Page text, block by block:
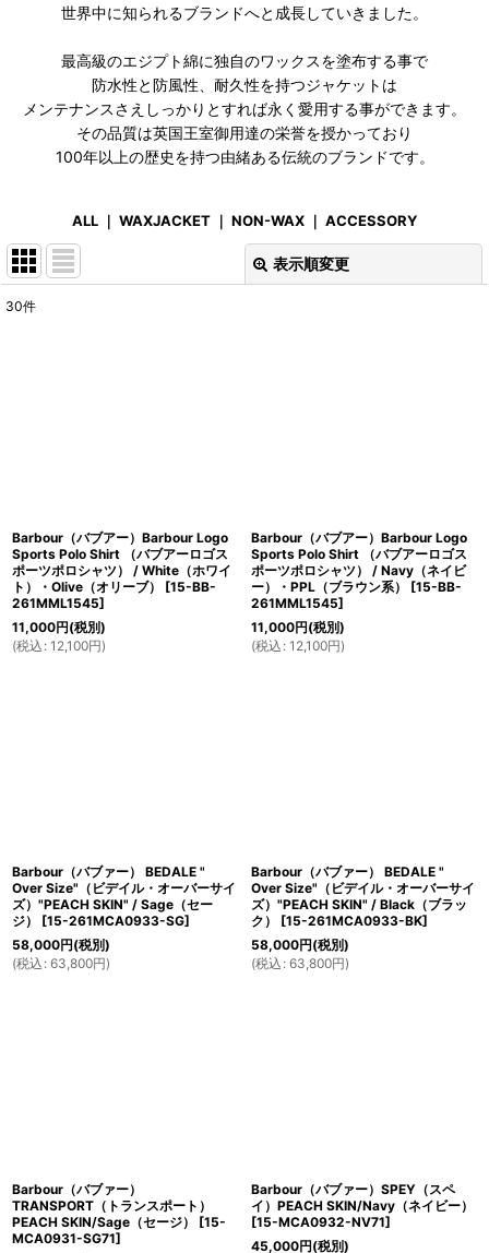
世界中に知られるブランドへと成長していきました。
最高級のエジプト綿に独自のワックスを塗布する事で
防水性と防風性、耐久性を持つジャケットは
メンテナンスさえしっかりとすれば永く愛用する事ができます。
その品質は英国王室御用達の栄誉を授かっており
100年以上の歴史を持つ由緒ある伝統のブランドです。
ALL ｜ WAXJACKET ｜ NON-WAX ｜ ACCESSORY
表示順変更
絞り込む
30件
Barbour（バブアー）Barbour Logo
Sports Polo Shirt （バブアーロゴス
ポーツポロシャツ） / White（ホワイ
ト）・Olive（オリーブ）
[15-BB-
261MML1545]
11,000円(税別)
(税込 : 12,100円)
Barbour（バブアー）Barbour Logo
Sports Polo Shirt （バブアーロゴス
ポーツポロシャツ） / Navy（ネイビ
ー）・PPL（ブラウン系）
[15-BB-
261MML1545]
11,000円(税別)
(税込 : 12,100円)
Barbour（バブァー） BEDALE "
Over Size"（ビデイル・オーバーサイ
ズ）"PEACH SKIN" / Sage（セー
ジ）
[15-261MCA0933-SG]
58,000円(税別)
(税込 : 63,800円)
Barbour（バブァー） BEDALE "
Over Size"（ビデイル・オーバーサイ
ズ）"PEACH SKIN" / Black（ブラッ
ク）
[15-261MCA0933-BK]
58,000円(税別)
(税込 : 63,800円)
Barbour（バブァー）
TRANSPORT（トランスポート）
PEACH SKIN/Sage（セージ）
[15-
MCA0931-SG71]
Barbour（バブァー）SPEY（スペ
イ）PEACH SKIN/Navy（ネイビー）
[15-MCA0932-NV71]
45,000円(税別)